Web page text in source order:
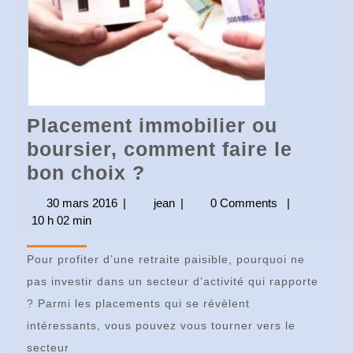
Placement immobilier ou
boursier, comment faire le
bon choix ?
immobilier
comment
faire
le
30 mars 2016 30
| jean jean
| 0 Comments
|
10 h 02 min
Pour profiter d’une retraite paisible, pourquoi ne
pas investir dans un secteur d’activité qui rapporte
? Parmi les placements qui se révèlent
intéressants, vous pouvez vous tourner vers le
secteur